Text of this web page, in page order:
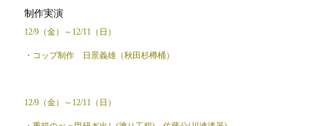
制作実演
12/9（金）～12/11（日）
・コップ制作 日景義雄（秋田杉樽桶）
12/9（金）～12/11（日）